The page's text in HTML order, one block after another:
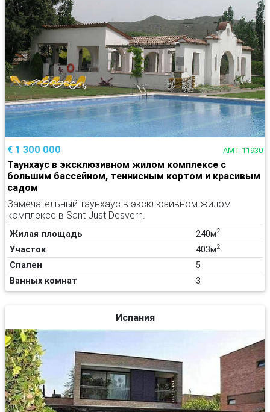
€ 1 300 000 AMT-11930
Таунхаус в эксклюзивном жилом комплексе с
большим бассейном, теннисным кортом и красивым
садом
Замечательный таунхаус в эксклюзивном жилом
комплексе в Sant Just Desvern.
Жилая площадь 240м2
Участок 403м2
Спален
5
Ванных комнат
3
Испания